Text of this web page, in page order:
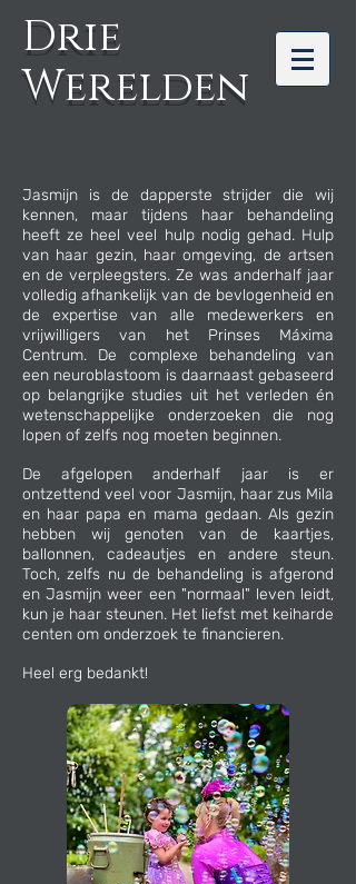
Drie
Werelden
Jasmijn is de dapperste strijder die wij
kennen, maar tijdens haar behandeling
heeft ze heel veel hulp nodig gehad. Hulp
van haar gezin, haar omgeving, de artsen
en de verpleegsters. Ze was anderhalf jaar
volledig afhankelijk van de bevlogenheid en
de expertise van alle medewerkers en
vrijwilligers van het Prinses Máxima
Centrum. De complexe behandeling van
een neuroblastoom is daarnaast gebaseerd
op belangrijke studies uit het verleden én
wetenschappelijke onderzoeken die nog
lopen of zelfs nog moeten beginnen.
De afgelopen anderhalf jaar is er
ontzettend veel voor Jasmijn, haar zus Mila
en haar papa en mama gedaan. Als gezin
hebben wij genoten van de kaartjes,
ballonnen, cadeautjes en andere steun.
Toch, zelfs nu de behandeling is afgerond
en Jasmijn weer een "normaal" leven leidt,
kun je haar steunen. Het liefst met keiharde
centen om onderzoek te financieren.
Heel erg bedankt!